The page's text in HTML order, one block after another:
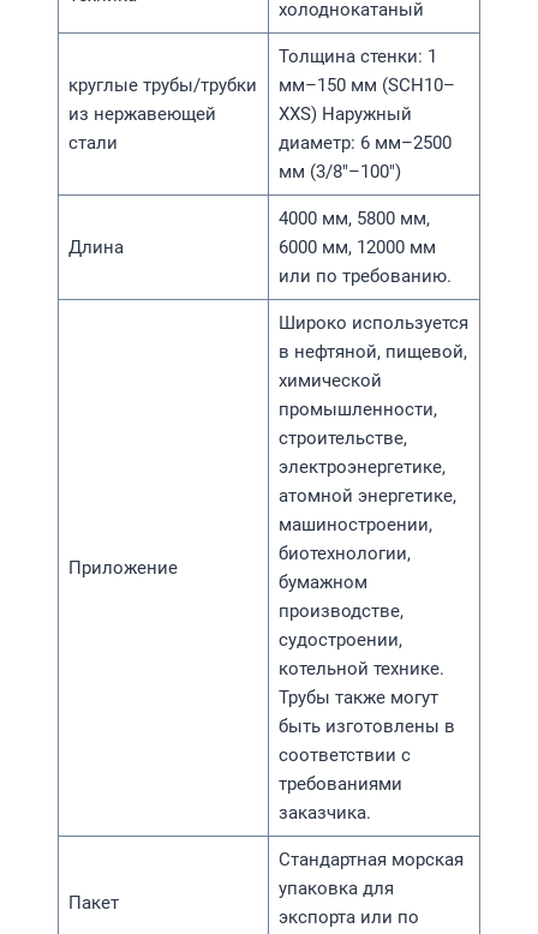
холоднокатаный
круглые трубы/трубки
из нержавеющей
стали
Толщина стенки: 1
мм–150 мм (SCH10–
XXS) Наружный
диаметр: 6 мм–2500
мм (3/8″–100″)
Длина
4000 мм, 5800 мм,
6000 мм, 12000 мм
или по требованию.
Приложение
Широко используется
в нефтяной, пищевой,
химической
промышленности,
строительстве,
электроэнергетике,
атомной энергетике,
машиностроении,
биотехнологии,
бумажном
производстве,
судостроении,
котельной технике.
Трубы также могут
быть изготовлены в
соответствии с
требованиями
заказчика.
Пакет
Стандартная морская
упаковка для
экспорта или по